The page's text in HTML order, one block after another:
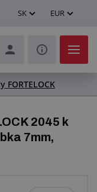
SK EUR
2045 k
7mm,